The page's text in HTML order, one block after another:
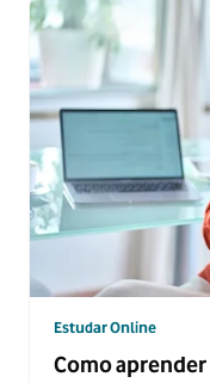
Estudar Online
Como